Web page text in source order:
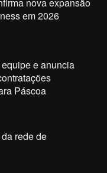
em 2026
e anuncia
Páscoa
rede de